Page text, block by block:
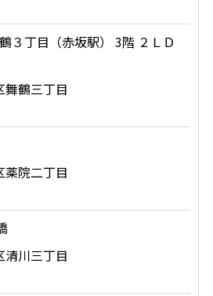
３丁目（赤坂駅） 3階 ２ＬＤ
鶴三丁目
院二丁目
川三丁目